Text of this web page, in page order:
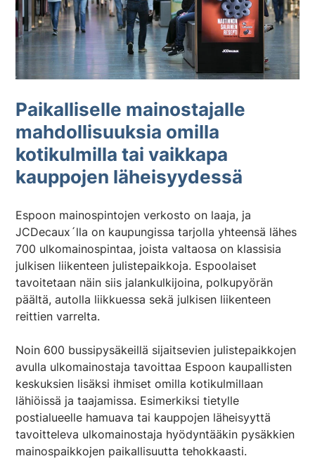
Paikalliselle mainostajalle
mahdollisuuksia omilla
kotikulmilla tai vaikkapa
kauppojen läheisyydessä
Espoon mainospintojen verkosto on laaja, ja
JCDecaux´lla on kaupungissa tarjolla yhteensä lähes
700 ulkomainospintaa, joista valtaosa on klassisia
julkisen liikenteen julistepaikkoja. Espoolaiset
tavoitetaan näin siis jalankulkijoina, polkupyörän
päältä, autolla liikkuessa sekä julkisen liikenteen
reittien varrelta.
Noin 600 bussipysäkeillä sijaitsevien julistepaikkojen
avulla ulkomainostaja tavoittaa Espoon kaupallisten
keskuksien lisäksi ihmiset omilla kotikulmillaan
lähiöissä ja taajamissa. Esimerkiksi tietylle
postialueelle hamuava tai kauppojen läheisyyttä
tavoitteleva ulkomainostaja hyödyntääkin pysäkkien
mainospaikkojen paikallisuutta tehokkaasti.